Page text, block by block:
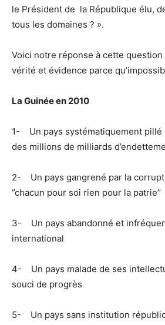
le Président de la République élu,
tous les domaines ? ».
Voici notre réponse à cette
vérité et évidence parce
La Guinée en 2010
1- Un pays systématiquement pillé
des millions de milliards
2- Un pays gangrené par la
‘’chacun pour soi rien pour la patrie’’
3- Un pays abandonné et
international
4- Un pays malade de ses
souci de progrès
5- Un pays sans institution